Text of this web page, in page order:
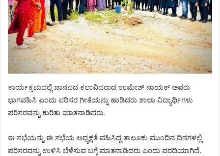
ಕಾರ್ಯಕ್ರಮದಲ್ಲಿ ಜಾನಪದ ಕಲಾವಿದರಾದ ಉಮೇಶ್ ನಾಯಕ್ ಅವರು
ಭಾಗವಹಿಸಿ ಎಂದು ಪರಿಸರ ಗೀತೆಯನ್ನು ಹಾಡಿದರು ಶಾಲಾ ವಿದ್ಯಾರ್ಥಿಗಳು
ಪರಿಸರವನ್ನು ಕುರಿತು ಮಾತನಾಡಿದರು.
ಈ ಸಭೆಯನ್ನು ಈ ಸಭೆಯ ಅಧ್ಯಕ್ಷತೆ ವಹಿಸಿದ್ದ ತಾಲೂಕು ಮುಂದಿನ ದಿನಗಳಲ್ಲಿ
ಪರಿಸರವನ್ನು ಉಳಿಸಿ ಬೆಳೆಸುವ ಬಗ್ಗೆ ಮಾತನಾಡಿದರು ಎಂದು ವರದಿಯಾಗಿದೆ.